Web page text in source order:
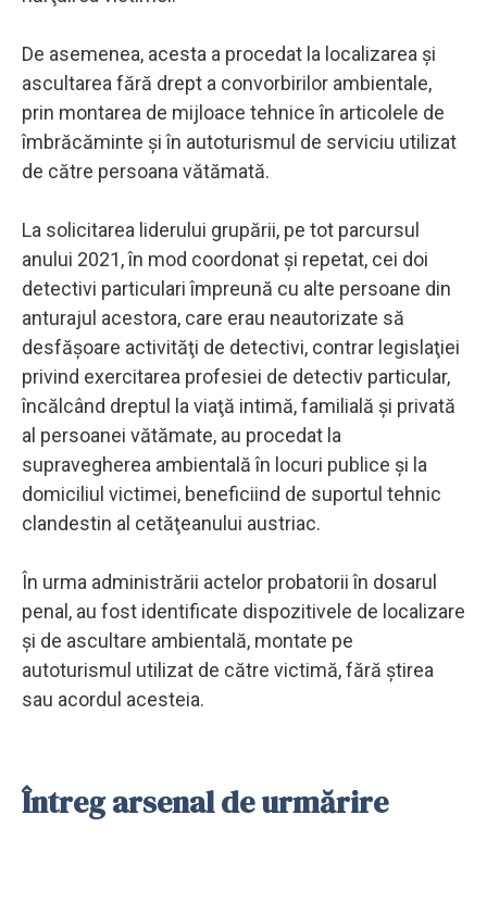
De asemenea, acesta a procedat la localizarea şi
ascultarea fără drept a convorbirilor ambientale,
prin montarea de mijloace tehnice în articolele de
îmbrăcăminte şi în autoturismul de serviciu utilizat
de către persoana vătămată.
La solicitarea liderului grupării, pe tot parcursul
anului 2021, în mod coordonat şi repetat, cei doi
detectivi particulari împreună cu alte persoane din
anturajul acestora, care erau neautorizate să
desfăşoare activităţi de detectivi, contrar legislaţiei
privind exercitarea profesiei de detectiv particular,
încălcând dreptul la viaţă intimă, familială şi privată
al persoanei vătămate, au procedat la
supravegherea ambientală în locuri publice şi la
domiciliul victimei, beneficiind de suportul tehnic
clandestin al cetăţeanului austriac.
În urma administrării actelor probatorii în dosarul
penal, au fost identificate dispozitivele de localizare
şi de ascultare ambientală, montate pe
autoturismul utilizat de către victimă, fără ştirea
sau acordul acesteia.
Întreg arsenal de urmărire